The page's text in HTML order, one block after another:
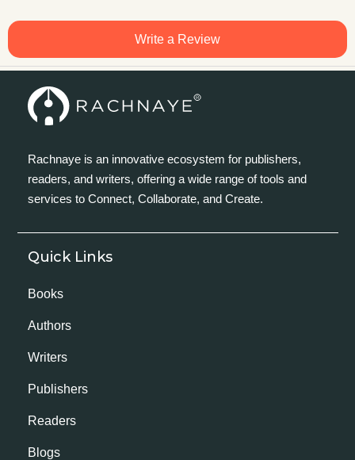
Write a Review
Rachnaye is an innovative ecosystem for publishers,
readers, and writers, offering a wide range of tools and
services to Connect, Collaborate, and Create.
Quick Links
Books
Authors
Writers
Publishers
Readers
Blogs